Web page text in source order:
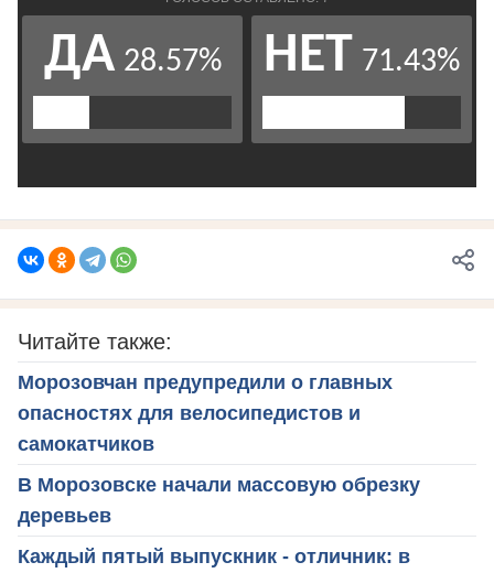
Читайте также:
Морозовчан предупредили о главных
опасностях для велосипедистов и
самокатчиков
В Морозовске начали массовую обрезку
деревьев
Каждый пятый выпускник - отличник: в